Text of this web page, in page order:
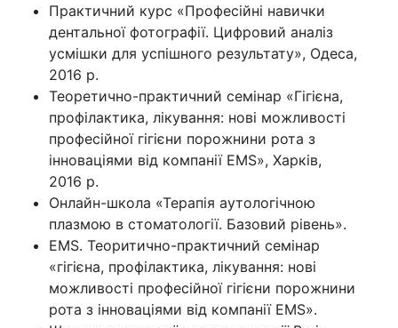
Практичний курс «Професійні навички
дентальної фотографії. Цифровий аналіз
усмішки для успішного результату», Одеса,
2016 р.
Теоретично-практичний семінар «Гігієна,
профілактика, лікування: нові можливості
професійної гігієни порожнини рота з
інноваціями від компанії EMS», Харків,
2016 р.
Онлайн-школа «Терапія аутологічною
плазмою в стоматології. Базовий рівень».
EMS. Теоритично-практичний семінар
«гігієна, профілактика, лікування: нові
можливості професійної гігієни порожнини
рота з інноваціями від компанії EMS».